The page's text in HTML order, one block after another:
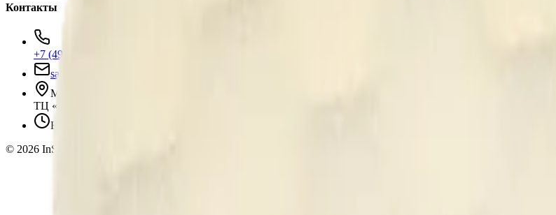
Контакты
+7 (495) 135-35-99
sales@insafe.ru
Москва, Люблинская ул., 153.
ТЦ «Люблю Молл», -1 уровень
Ежедневно 10:00 — 19:00
© 2026 InSafe.ru — Товары и технологии для автобизнеса